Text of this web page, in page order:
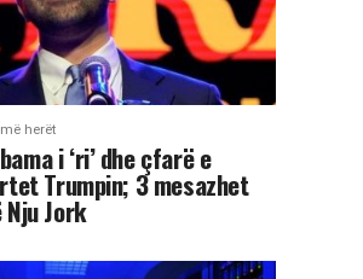
herët
i ‘ri’ dhe çfarë e
Trumpin; 3 mesazhet
Jork